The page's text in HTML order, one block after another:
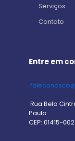
Serviços
Contato
Entre em
Rua Bela
Paulo
CEP: 01415-002